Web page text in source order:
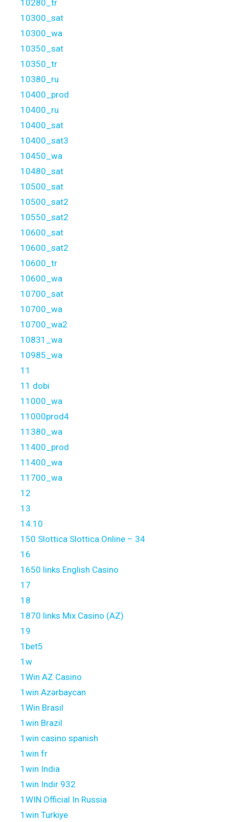
10280_tr
10300_sat
10300_wa
10350_sat
10350_tr
10380_ru
10400_prod
10400_ru
10400_sat
10400_sat3
10450_wa
10480_sat
10500_sat
10500_sat2
10550_sat2
10600_sat
10600_sat2
10600_tr
10600_wa
10700_sat
10700_wa
10700_wa2
10831_wa
10985_wa
11
11 dobi
11000_wa
11000prod4
11380_wa
11400_prod
11400_wa
11700_wa
12
13
14.10
150 Slottica Slottica Online – 34
16
1650 links English Casino
17
18
1870 links Mix Casino (AZ)
19
1bet5
1w
1Win AZ Casino
1win Azərbaycan
1Win Brasil
1win Brazil
1win casino spanish
1win fr
1win India
1win Indir 932
1WIN Official In Russia
1win Turkiye